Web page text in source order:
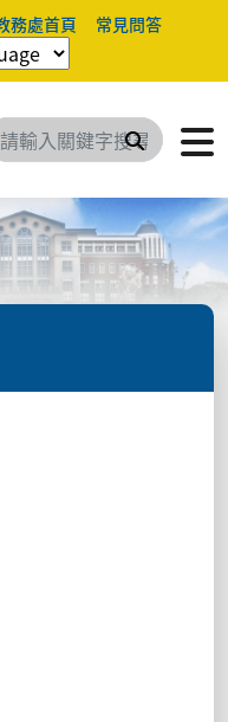
務處首頁
常見問答
搜尋